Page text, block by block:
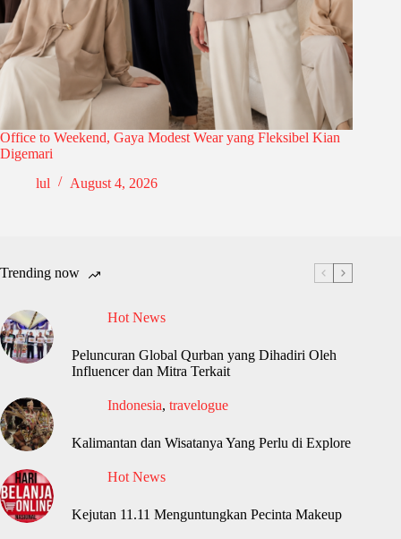
Office to Weekend, Gaya Modest Wear yang Fleksibel Kian
Digemari
lul
August 4, 2026
Trending now
Hot News
Peluncuran Global Qurban yang Dihadiri Oleh
Influencer dan Mitra Terkait
Indonesia, travelogue
Kalimantan dan Wisatanya Yang Perlu di Explore
Hot News
Kejutan 11.11 Menguntungkan Pecinta Makeup